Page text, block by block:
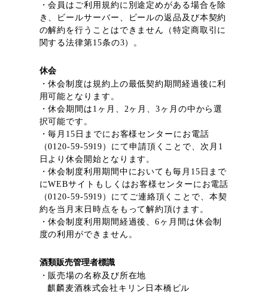
・会員はご利用規約に別途定めがある場合を除
き、ビールサーバー、ビールの返品及び本契約
の解約を行うことはできません（特定商取引に
関する法律第15条の3）。
休会
・休会制度は規約上の最低契約期間経過後に利
用可能となります。
・休会期間は1ヶ月、2ヶ月、3ヶ月の中から選
択可能です。
・毎月15日までにお客様センターにお電話
（0120-59-5919）にて申請頂くことで、次月1
日より休会開始となります。
・休会制度利用期間中においても毎月15日まで
にWEBサイトもしくはお客様センターにお電話
（0120-59-5919）にてご連絡頂くことで、本契
約を当月末日時点をもって解約頂けます。
・休会制度利用期間経過後、6ヶ月間は休会制
度の利用ができません。
酒類販売管理者標識
・販売場の名称及び所在地
麒麟麦酒株式会社キリン日本橋ビル